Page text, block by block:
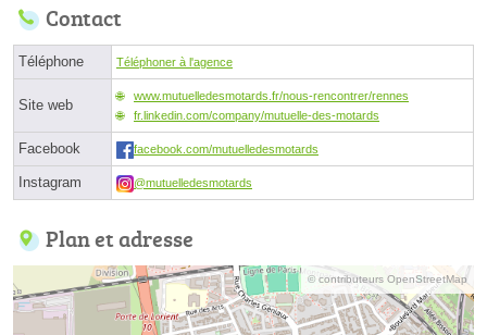
Contact
Téléphone Téléphoner à l'agence
Site web
www.mutuelledesmotards.fr/nous-rencontrer/rennes
fr.linkedin.com/company/mutuelle-des-motards
Facebook facebook.com/mutuelledesmotards
Instagram @mutuelledesmotards
Plan et adresse
© contributeurs OpenStreetMap